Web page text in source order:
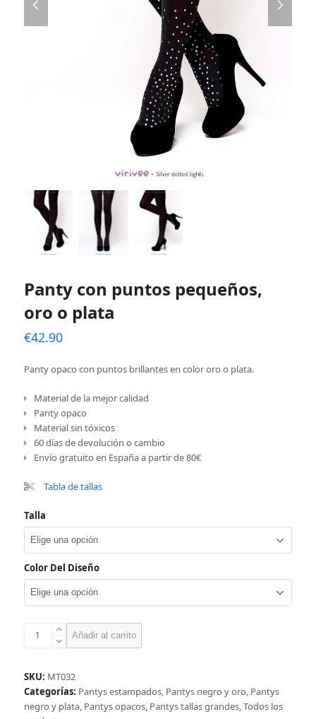
slide
slide
Panty con puntos pequeños,
oro o plata
€42.90
Panty opaco con puntos brillantes en color oro o plata.
Material de la mejor calidad
Panty opaco
Material sin tóxicos
60 días de devolución o cambio
Envío gratuito en España a partir de 80€
Tabla de tallas
Talla
Color Del Diseño
Panty
pequeños,
oro
o
Añadir al carrito
SKU: MT032
Categorías: Pantys estampados, Pantys negro y oro, Pantys
negro y plata, Pantys opacos, Pantys tallas grandes,Todos los